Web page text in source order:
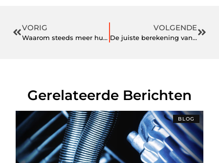
VORIG
Waarom steeds meer huiseigenaren kiezen voor een dakdekker in Amersfoort
VOLGENDE
De juiste berekening van de fundering begint met de juiste keuze
Gerelateerde Berichten
BLOG